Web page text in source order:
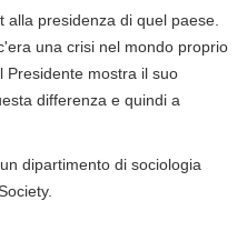
presidenza di quel paese.
una crisi nel mondo proprio
Presidente mostra il suo
differenza e quindi a
dipartimento di sociologia